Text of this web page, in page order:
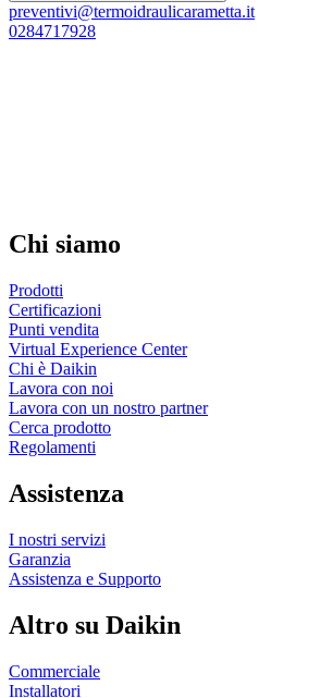
preventivi@termoidraulicarametta.it
0284717928
Chi siamo
Prodotti
Certificazioni
Punti vendita
Virtual Experience Center
Chi è Daikin
Lavora con noi
Lavora con un nostro partner
Cerca prodotto
Regolamenti
Assistenza
I nostri servizi
Garanzia
Assistenza e Supporto
Altro su Daikin
Commerciale
Installatori